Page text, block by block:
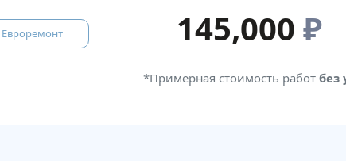
Евроремонт 145,000 ₽
*Примерная стоимость работ без